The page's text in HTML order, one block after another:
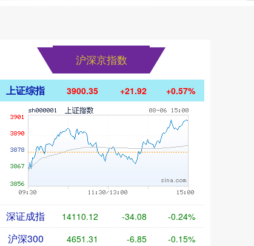
沪深京指数
上证综指 3900.35 +21.92 +0.57%
深证成指 14110.12 -34.08 -0.24%
沪深300 4651.31 -6.85 -0.15%